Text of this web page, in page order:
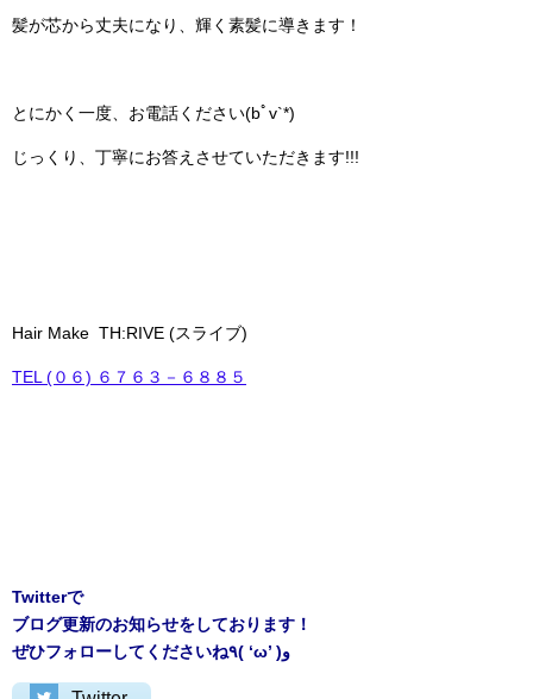
髪が芯から丈夫になり、輝く素髪に導きます！
とにかく一度、お電話ください(bﾟv`*)
じっくり、丁寧にお答えさせていただきます!!!
Hair Make TH:RIVE (スライブ)
TEL (０６) ６７６３－６８８５
Twitterで
ブログ更新のお知らせをしております！
ぜひフォローしてくださいね٩( ‘ω’ )و